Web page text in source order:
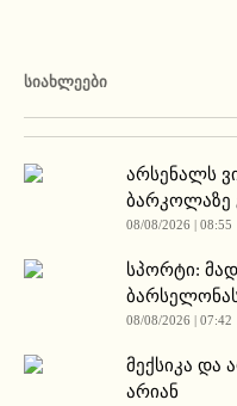
ᲡᲘᲐᲮᲚᲔᲔᲑᲘ
არსენალს
ბარკოლაზე
08/08/2026 | 08:55
სპორტი:
08/08/2026 | 07:42
მექსიკა და
არიან